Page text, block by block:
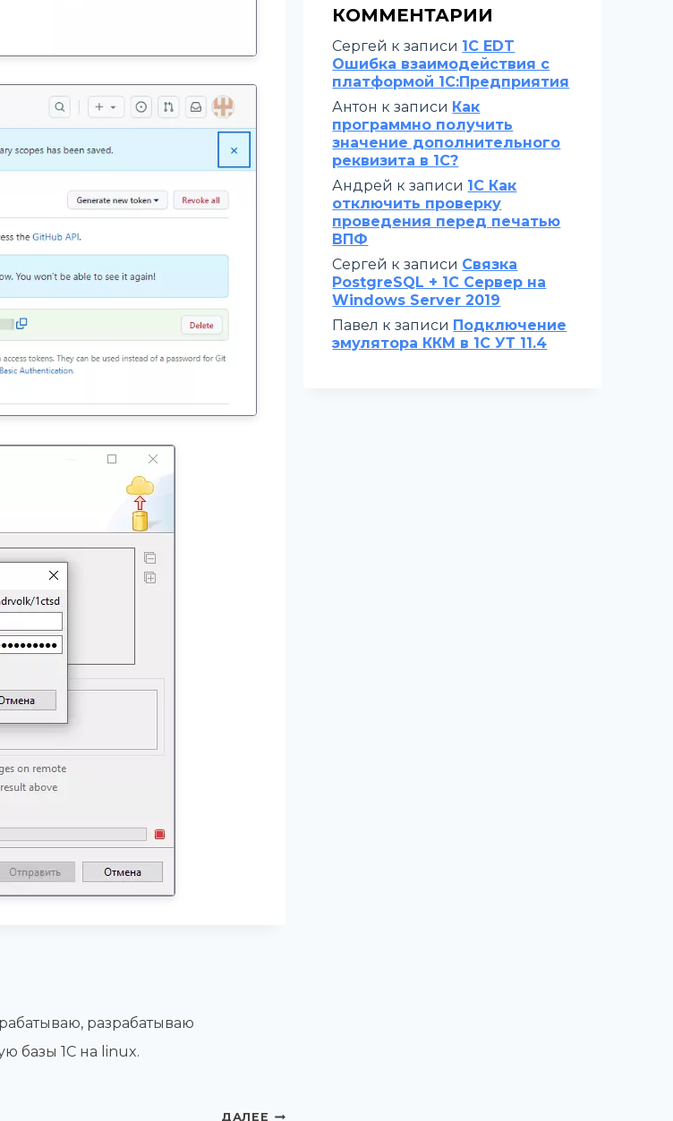
разрабатываю
базы 1С на linux.
ДАЛЕЕ
КОММЕНТАРИИ
Сергей к записи 1C EDT
Ошибка взаимодействия с
платформой 1С:Предприятия
Антон к записи Как
программно получить
значение дополнительного
реквизита в 1С?
Андрей к записи 1С Как
отключить проверку
проведения перед печатью
ВПФ
Сергей к записи Связка
PostgreSQL + 1С Сервер на
Windows Server 2019
Павел к записи Подключение
эмулятора ККМ в 1С УТ 11.4